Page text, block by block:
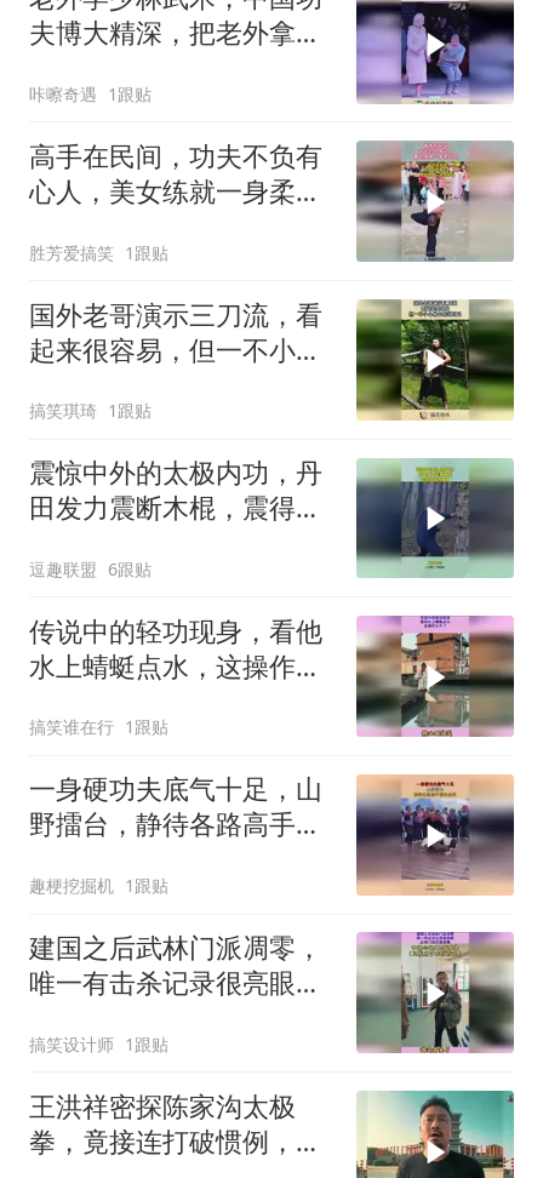
夫博大精深，把老外拿捏
咔嚓奇遇 1跟贴
高手在民间，功夫不负有
心人，美女练就一身柔软
胜芳爱搞笑 1跟贴
国外老哥演示三刀流，看
起来很容易，但一不小心
搞笑琪琦 1跟贴
震惊中外的太极内功，丹
田发力震断木棍，震得地
逗趣联盟 6跟贴
传说中的轻功现身，看他
水上蜻蜓点水，这操作太
搞笑谁在行 1跟贴
一身硬功夫底气十足，山
野擂台，静待各路高手前
趣梗挖掘机 1跟贴
建国之后武林门派凋零，
唯一有击杀记录很亮眼，
搞笑设计师 1跟贴
王洪祥密探陈家沟太极
拳，竟接连打破惯例，气